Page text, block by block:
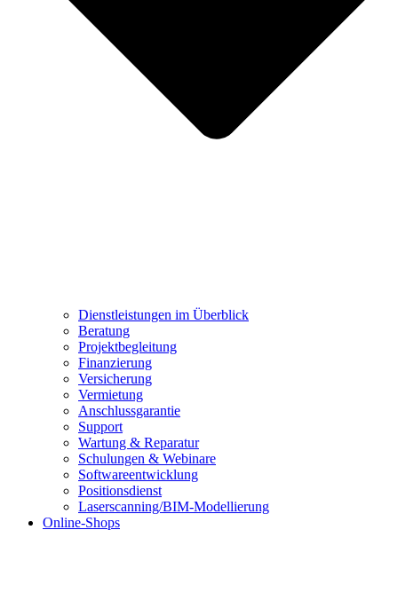
Dienstleistungen im Überblick
Beratung
Projektbegleitung
Finanzierung
Versicherung
Vermietung
Anschlussgarantie
Support
Wartung & Reparatur
Schulungen & Webinare
Softwareentwicklung
Positionsdienst
Laserscanning/BIM-Modellierung
Online-Shops